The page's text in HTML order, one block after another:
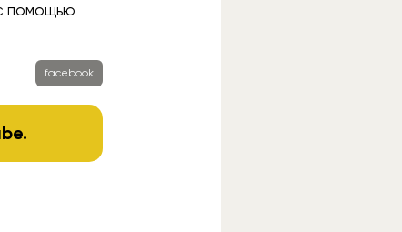
помощью
facebook
.